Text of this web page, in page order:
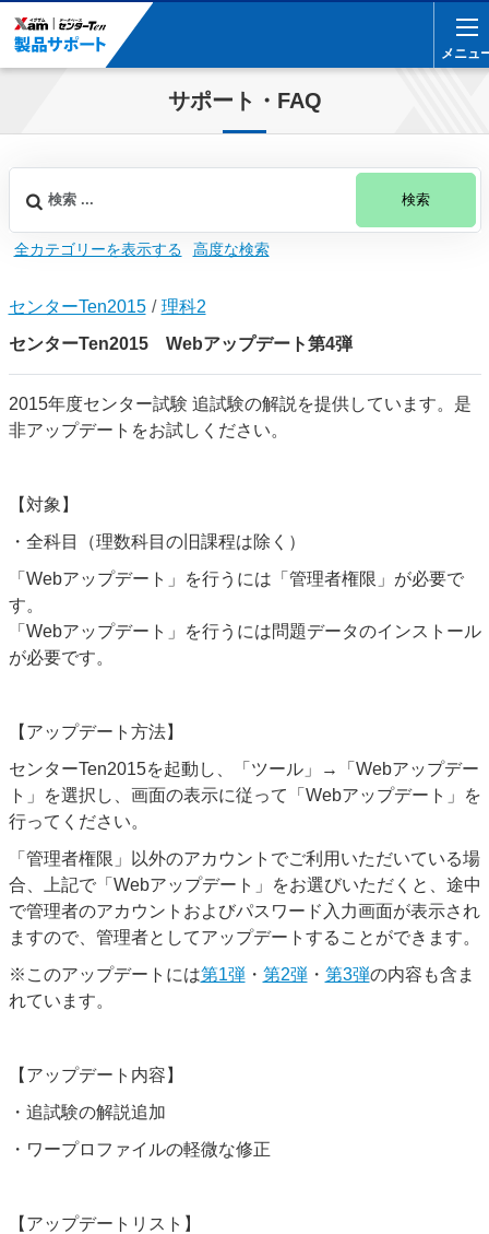
メニュ
メニュ
サポート・FAQ
検索
全カテゴリーを表示する 高度な検索
センターTen2015
理科2
センターTen2015 Webアップデート第4弾
2015年度センター試験 追試験の解説を提供しています。是
非アップデートをお試しください。
【対象】
・全科目（理数科目の旧課程は除く）
「Webアップデート」を行うには「管理者権限」が必要で
す。
「Webアップデート」を行うには問題データのインストール
が必要です。
【アップデート方法】
センターTen2015を起動し、「ツール」→「Webアップデー
ト」を選択し、画面の表示に従って「Webアップデート」を
行ってください。
「管理者権限」以外のアカウントでご利用いただいている場
合、上記で「Webアップデート」をお選びいただくと、途中
で管理者のアカウントおよびパスワード入力画面が表示され
ますので、管理者としてアップデートすることができます。
※このアップデートには第1弾・ 第2弾・ 第3弾の内容も含ま
れています。
【アップデート内容】
・追試験の解説追加
・ワープロファイルの軽微な修正
【アップデートリスト】